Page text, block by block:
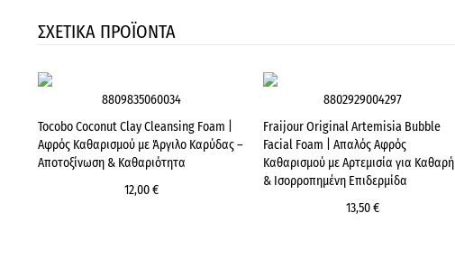
ΣΧΕΤΙΚΑ ΠΡΟΪΟΝΤΑ
8809835060034
Tocobo Coconut Clay Cleansing Foam |
Αφρός Καθαρισμού με Άργιλο Καρύδας –
Αποτοξίνωση & Καθαριότητα
12,00 €
8802929004297
Fraijour Original Artemisia Bubble
Facial Foam | Απαλός Αφρός
Καθαρισμού με Αρτεμισία για Καθαρή
& Ισορροπημένη Επιδερμίδα
13,50 €